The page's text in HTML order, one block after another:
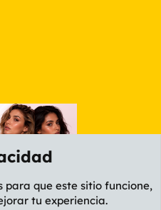
para que este sitio funcione,
tu experiencia.